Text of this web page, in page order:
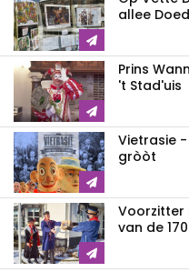
allee
Prins
't Stad'uis
Vietrasie
gròòt
Voorzitter
van de